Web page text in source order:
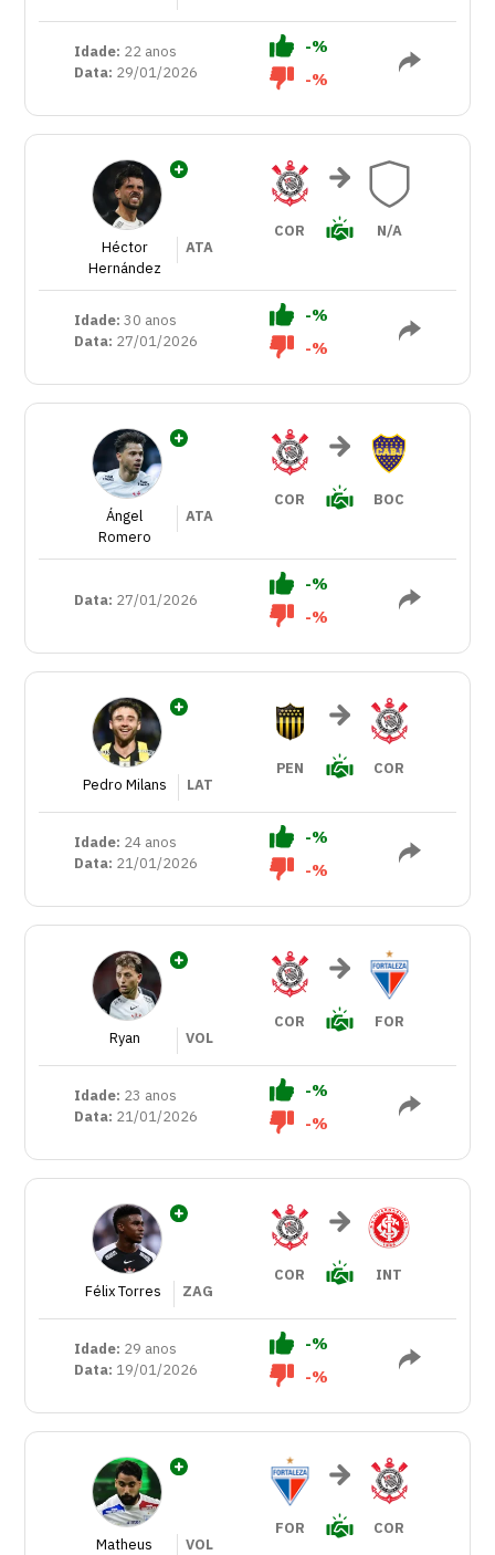
Idade: 22 anos
Data: 29/01/2026
-%
-%
Héctor
Hernández
ATA
COR N/A
Idade: 30 anos
Data: 27/01/2026
-%
-%
Ángel
Romero
ATA
COR BOC
Data: 27/01/2026
-%
-%
Pedro Milans LAT
PEN COR
Idade: 24 anos
Data: 21/01/2026
-%
-%
Ryan VOL
COR FOR
Idade: 23 anos
Data: 21/01/2026
-%
-%
Félix Torres ZAG
COR INT
Idade: 29 anos
Data: 19/01/2026
-%
-%
Matheus
VOL
FOR COR